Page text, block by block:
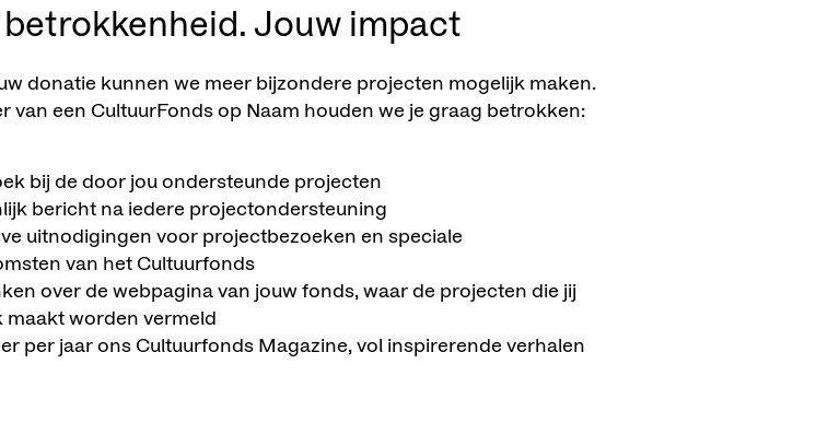
Jouw impact
donatie kunnen we meer bijzondere projecten mogelijk maken.
van een CultuurFonds op Naam houden we je graag betrokken:
bij de door jou ondersteunde projecten
bericht na iedere projectondersteuning
uitnodigingen voor projectbezoeken en speciale
van het Cultuurfonds
over de webpagina van jouw fonds, waar de projecten die jij
maakt worden vermeld
per jaar ons Cultuurfonds Magazine, vol inspirerende verhalen